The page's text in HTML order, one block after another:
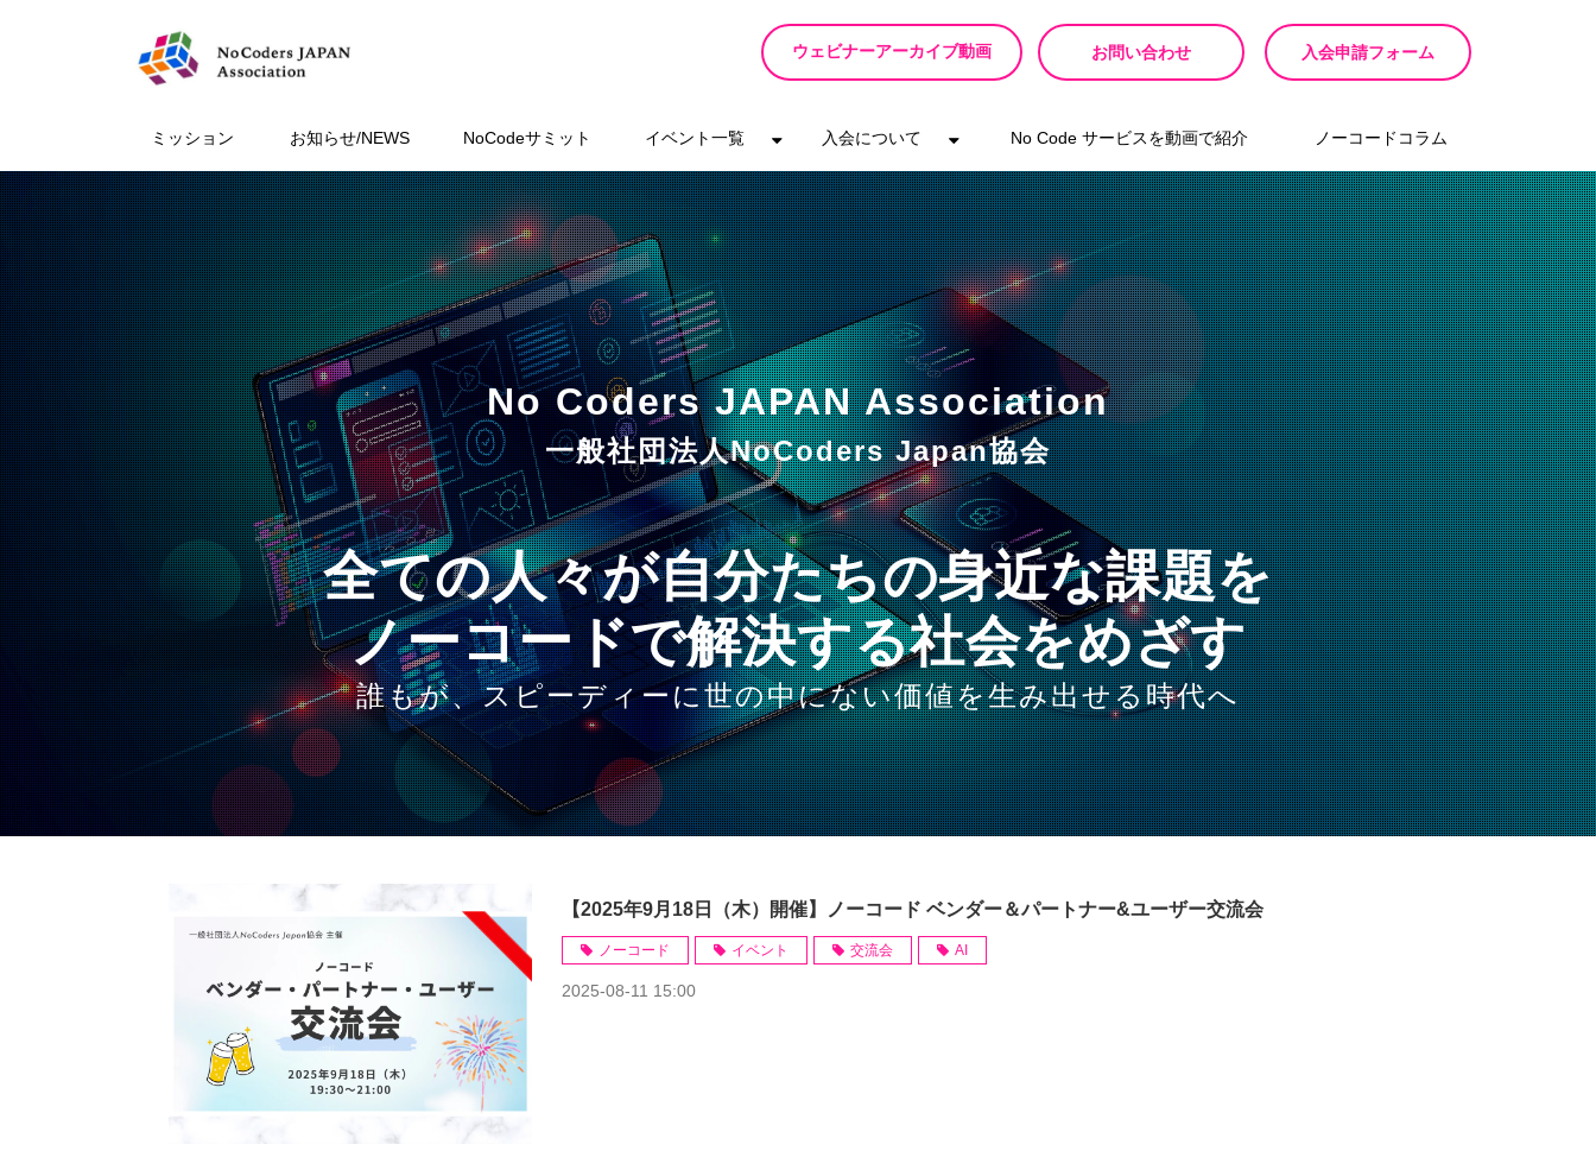
ウェビナーアーカイブ動画 お問い合わせ 入会申請フォーム
ミッション お知らせ/NEWS NoCodeサミット イベント一覧 入会について No Code サービスを動画で紹介 ノーコードコラム
No Coders JAPAN Association
一般社団法人NoCoders Japan協会
全ての人々が自分たちの身近な課題を
ノーコードで解決する社会をめざす
誰もが、スピーディーに世の中にない価値を生み出せる時代へ
【2025年9月18日（木）開催】ノーコード ベンダー＆パートナー&ユーザー交流会
ノーコード イベント 交流会 AI
2025-08-11 15:00